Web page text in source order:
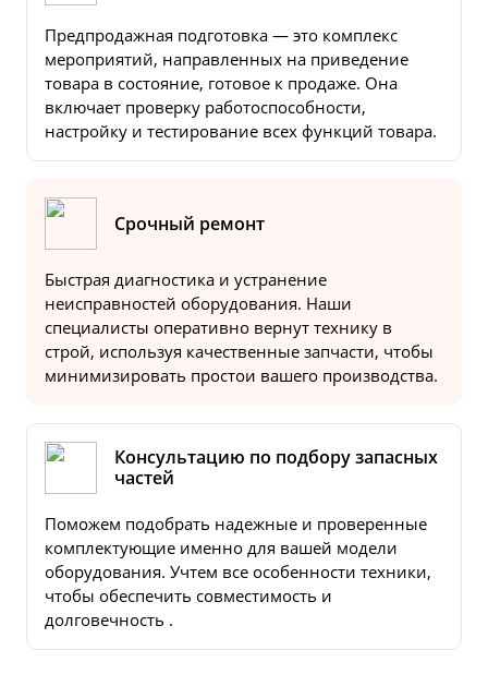
Предпродажная подготовка — это комплекс
мероприятий, направленных на приведение
товара в состояние, готовое к продаже. Она
включает проверку работоспособности,
настройку и тестирование всех функций товара.
Срочный ремонт
Быстрая диагностика и устранение
неисправностей оборудования. Наши
специалисты оперативно вернут технику в
строй, используя качественные запчасти, чтобы
минимизировать простои вашего производства.
Консультацию по подбору запасных
частей
Поможем подобрать надежные и проверенные
комплектующие именно для вашей модели
оборудования. Учтем все особенности техники,
чтобы обеспечить совместимость и
долговечность .